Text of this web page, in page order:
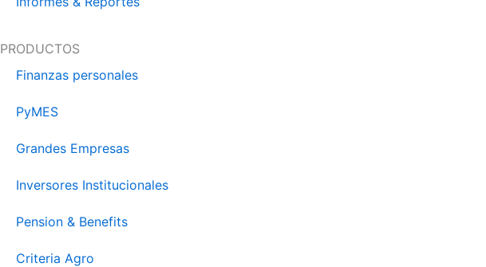
PRODUCTOS
Finanzas personales
PyMES
Grandes Empresas
Inversores Institucionales
Pension & Benefits
Criteria Agro